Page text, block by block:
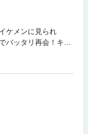
ケメンに見られ
バッタリ再会！キレ
、下の名前を呼び捨
イツに一目ぼれして
かもアイツの友達ま
は…？【桃色日記】